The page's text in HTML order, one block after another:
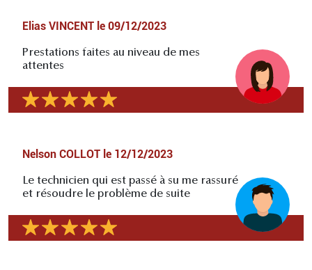
Elias VINCENT le 09/12/2023
Prestations faites au niveau de mes
attentes
Nelson COLLOT le 12/12/2023
Le technicien qui est passé à su me rassuré
et résoudre le problème de suite